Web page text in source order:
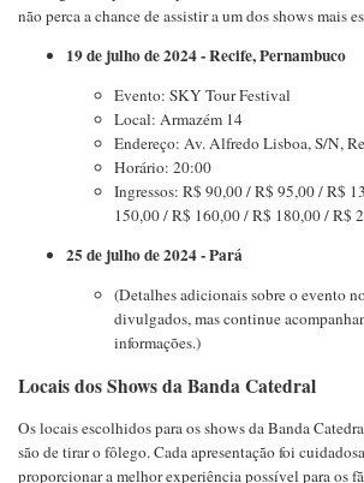
não perca a chance de assistir a um dos shows mais
19 de julho de 2024 - Recife, Pernambuco
Evento: SKY Tour Festival
Local: Armazém 14
Endereço: Av. Alfredo Lisboa, S/N,
Horário: 20:00
Ingressos: R$ 90,00 / R$ 95,00 / R$
150,00 / R$ 160,00 / R$ 180,00 / R$
25 de julho de 2024 - Pará
(Detalhes adicionais sobre o evento
divulgados, mas continue
informações.)
Locais dos Shows da Banda Catedral
Os locais escolhidos para os shows da Banda
são de tirar o fôlego. Cada apresentação foi
proporcionar a melhor experiência possível para os